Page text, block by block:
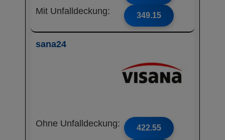
Mit Unfalldeckung: 349.15
sana24
Ohne Unfalldeckung: 422.55